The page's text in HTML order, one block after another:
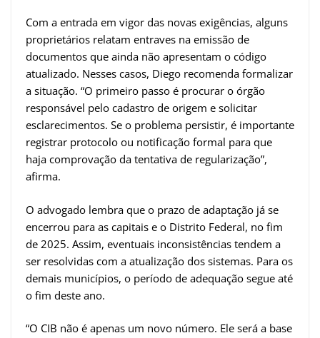
Com a entrada em vigor das novas exigências, alguns
proprietários relatam entraves na emissão de
documentos que ainda não apresentam o código
atualizado. Nesses casos, Diego recomenda formalizar
a situação. “O primeiro passo é procurar o órgão
responsável pelo cadastro de origem e solicitar
esclarecimentos. Se o problema persistir, é importante
registrar protocolo ou notificação formal para que
haja comprovação da tentativa de regularização”,
afirma.
O advogado lembra que o prazo de adaptação já se
encerrou para as capitais e o Distrito Federal, no fim
de 2025. Assim, eventuais inconsistências tendem a
ser resolvidas com a atualização dos sistemas. Para os
demais municípios, o período de adequação segue até
o fim deste ano.
“O CIB não é apenas um novo número. Ele será a base